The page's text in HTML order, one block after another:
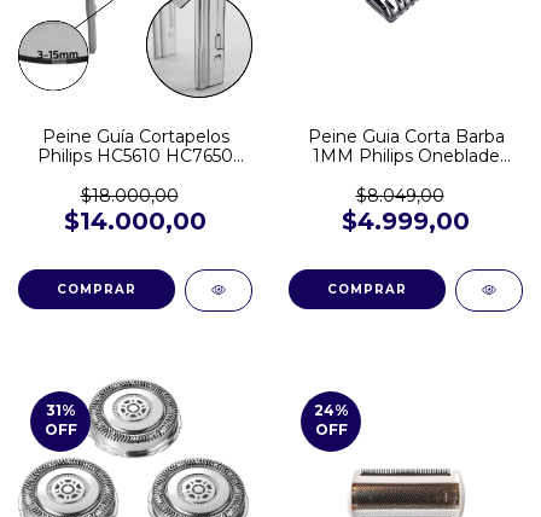
Peine Guía Cortapelos
Philips HC5610 HC7650
$18.000,00
$14.000,00
Peine Guia Corta Barba
1MM Philips Oneblade
QP2724 QP2824 QP1424
$8.049,00
$4.999,00
31%
OFF
24%
OFF